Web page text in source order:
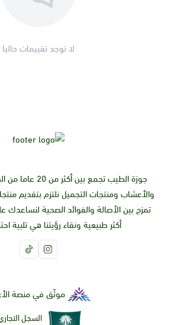
لا توجد تقييمات حاليا
جوزة الطيب تجمع
والأعشاب ومنتجات التجميل نلتزم بتقديم
تمزج بين الأصالة والفوائد الصحية لنساعدك
أكثر طبيعية ونقاء رؤيتنا هي تلبية
موثّق في منصة
السجل